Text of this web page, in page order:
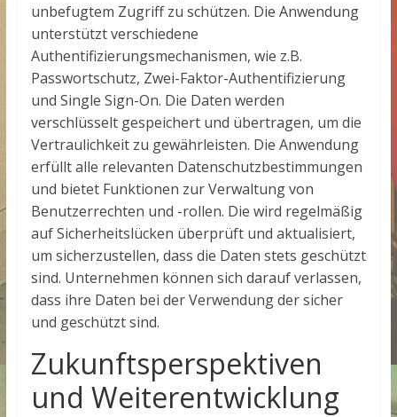
unbefugtem Zugriff zu schützen. Die Anwendung
unterstützt verschiedene
Authentifizierungsmechanismen, wie z.B.
Passwortschutz, Zwei-Faktor-Authentifizierung
und Single Sign-On. Die Daten werden
verschlüsselt gespeichert und übertragen, um die
Vertraulichkeit zu gewährleisten. Die Anwendung
erfüllt alle relevanten Datenschutzbestimmungen
und bietet Funktionen zur Verwaltung von
Benutzerrechten und -rollen. Die wird regelmäßig
auf Sicherheitslücken überprüft und aktualisiert,
um sicherzustellen, dass die Daten stets geschützt
sind. Unternehmen können sich darauf verlassen,
dass ihre Daten bei der Verwendung dersicher
und geschützt sind.
Zukunftsperspektiven
und Weiterentwicklung